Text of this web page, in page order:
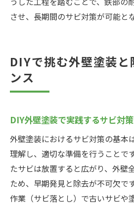
させ、長期間のサビ対策が可能と
DIYで挑む外壁塗装と
ンス
DIY外壁塗装で実践するサビ対
外壁塗装におけるサビ対策の基本
理解し、適切な準備を行うことで
たサビは放置すると広がり、外壁
ため、早期発見と除去が不可欠で
作業（サビ落とし）で古いサビや